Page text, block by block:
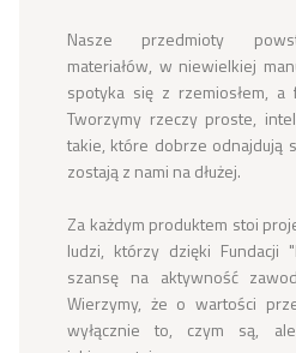
Nasze przedmioty
materiałów, w niewielkiej
spotyka się z rzemiosłem,
Tworzymy rzeczy proste,
takie, które dobrze odnajdują
zostają z nami na dłużej.
Za każdym produktem stoi
ludzi, którzy dzięki Fundacji
szansę na aktywność
Wierzymy, że o wartości
wyłącznie to, czym są,